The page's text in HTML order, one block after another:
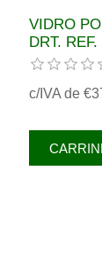
VIDRO
DRT.
c/IVA de